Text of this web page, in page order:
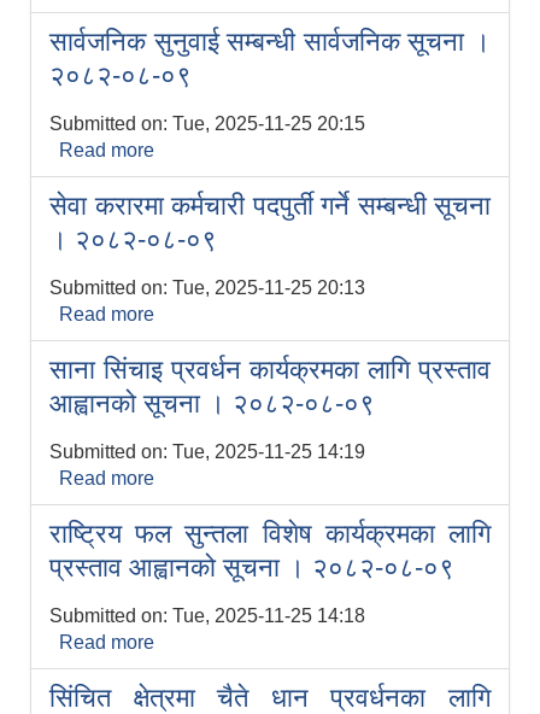
प्रवर्द्धन कार्यक्रम) २०८२२-०८-१४
सार्वजनिक सुनुवाई सम्बन्धी सार्वजनिक सूचना ।
२०८२-०८-०९
Submitted on: Tue, 2025-11-25 20:15
Read more
। २०८२-०८-०९
सेवा करारमा कर्मचारी पदपुर्ती गर्ने सम्बन्धी सूचना
। २०८२-०८-०९
Submitted on: Tue, 2025-11-25 20:13
Read more
सूचना । २०८२-०८-०९
साना सिंचाइ प्रवर्धन कार्यक्रमका लागि प्रस्ताव
आह्वानको सूचना । २०८२-०८-०९
Submitted on: Tue, 2025-11-25 14:19
Read more
प्रस्ताव आह्वानको सूचना । २०८२-०८-०९
राष्ट्रिय फल सुन्तला विशेष कार्यक्रमका लागि
प्रस्ताव आह्वानको सूचना । २०८२-०८-०९
Submitted on: Tue, 2025-11-25 14:18
Read more
लागि प्रस्ताव आह्वानको सूचना । २०८२-०८-०९
सिंचित क्षेत्रमा चैते धान प्रवर्धनका लागि